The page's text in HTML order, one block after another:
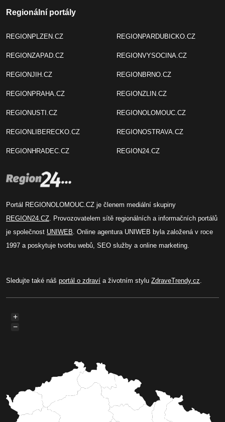
Regionální portály
REGIONPLZEN.CZ
REGIONZAPAD.CZ
REGIONJIH.CZ
REGIONPRAHA.CZ
REGIONUSTI.CZ
REGIONLIBERECKO.CZ
REGIONHRADEC.CZ
REGIONPARDUBICKO.CZ
REGIONVYSOCINA.CZ
REGIONBRNO.CZ
REGIONZLIN.CZ
REGIONOLOMOUC.CZ
REGIONOSTRAVA.CZ
REGION24.CZ
Portál REGIONOLOMOUC.CZ je členem mediální skupiny
REGION24.CZ . Provozovatelem sítě regionálních a informačních portálů
je společnost UNIWEB . Online agentura UNIWEB byla založená v roce
1997 a poskytuje tvorbu webů, SEO služby a online marketing.
Sledujte také náš portál o zdraví a životním stylu ZdraveTrendy.cz
+
−